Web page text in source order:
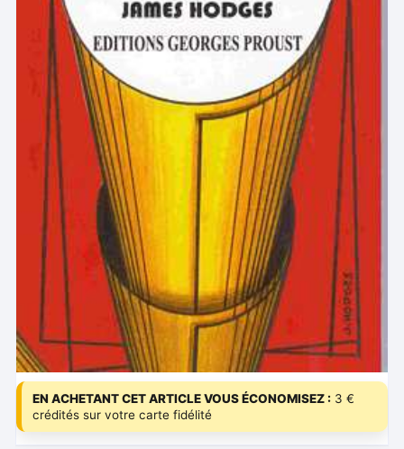
EN ACHETANT CET ARTICLE VOUS ÉCONOMISEZ : 3 €
crédités sur votre carte fidélité